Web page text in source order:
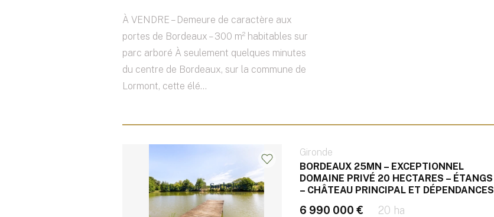
À VENDRE – Demeure de caractère aux
portes de Bordeaux – 300 m² habitables sur
parc arboré À seulement quelques minutes
du centre de Bordeaux, sur la commune de
Lormont, cette élé...
Gironde
BORDEAUX 25MN – EXCEPTIONNEL
DOMAINE PRIVÉ 20 HECTARES – ÉTANGS
– CHÂTEAU PRINCIPAL ET DÉPENDANCES
6 990 000 € 20 ha